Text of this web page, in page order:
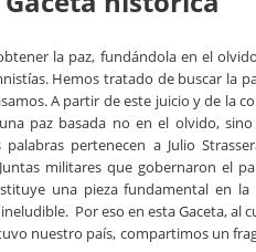
la paz, fundándola en el
Hemos tratado de buscar la
A partir de este juicio y de la
paz basada no en el olvido,
pertenecen a Julio
militares que gobernaron el
una pieza fundamental en
Por eso en esta Gaceta, al
nuestro país, compartimos un